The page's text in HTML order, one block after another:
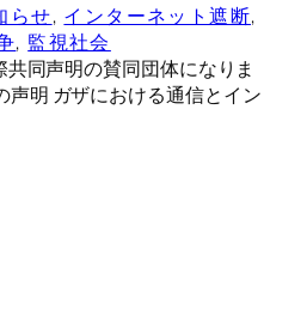
らせ, インターネット遮断
, 監視社会
同声明の賛同団体になりま
声明 ガザにおける通信とイン